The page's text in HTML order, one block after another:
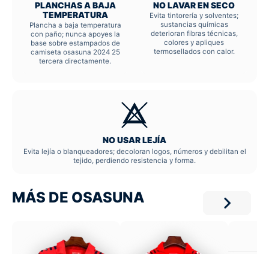
PLANCHAS A BAJA
TEMPERATURA
Plancha a baja temperatura
con paño; nunca apoyes la
base sobre estampados de
camiseta osasuna 2024 25
tercera directamente.
NO LAVAR EN SECO
Evita tintorería y solventes;
sustancias químicas
deterioran fibras técnicas,
colores y apliques
termosellados con calor.
NO USAR LEJÍA
Evita lejía o blanqueadores; decoloran logos, números y debilitan el
tejido, perdiendo resistencia y forma.
MÁS DE OSASUNA